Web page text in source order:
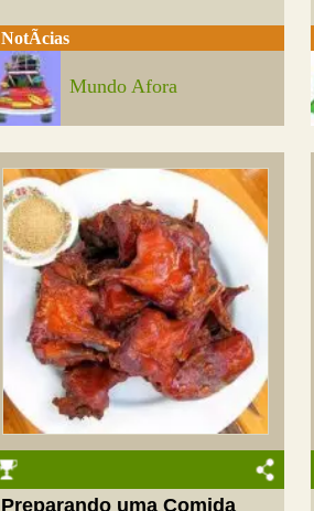
NotÃ­cias
Mundo Afora
Preparando uma Comida